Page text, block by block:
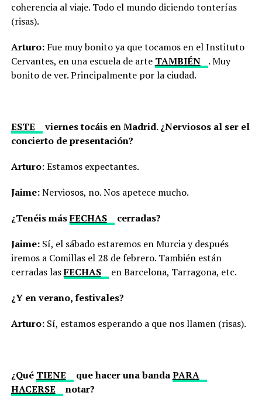
coherencia al viaje. Todo el mundo diciendo tonterías
(risas).
Arturo:Fue muy bonito ya que tocamos en el Instituto
Cervantes, en una escuela de arte TAMBIÉN
. Muy
bonito de ver. Principalmente por la ciudad.
ESTE
viernes tocáis en Madrid. ¿Nerviosos al ser el
concierto de presentación?
Arturo: Estamos expectantes.
Jaime:Nerviosos, no. Nos apetece mucho.
¿Tenéis másFECHAS
cerradas?
Jaime:Sí, el sábado estaremos en Murcia y después
iremos a Comillas el 28 de febrero. También están
cerradas lasFECHAS
en Barcelona, Tarragona, etc.
¿Y en verano, festivales?
Arturo:Sí, estamos esperando a que nos llamen (risas).
¿Qué TIENE que hacer una bandaPARA
HACERSE
notar?